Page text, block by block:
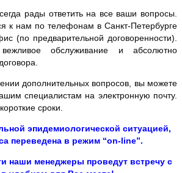
рады ответить на все ваши вопросы.
к нам по телефонам в Санкт-Петербурге
(по предварительной договоренности).
обслуживание и абсолютно
дополнительных вопросов, вы можете
специалистам на электронную почту.
сроки.
эпидемиологической ситуацией,
переведена в режим “on-line”.
наши менеджеры проведут встречу с